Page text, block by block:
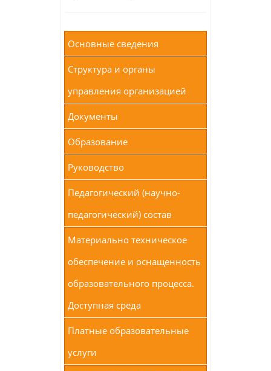
Основные сведения
Структура и органы
управления организацией
Документы
Образование
Руководство
Педагогический (научно-
педагогический) состав
Материально техническое
обеспечение и оснащенность
образовательного процесса.
Доступная среда
Платные образовательные
услуги